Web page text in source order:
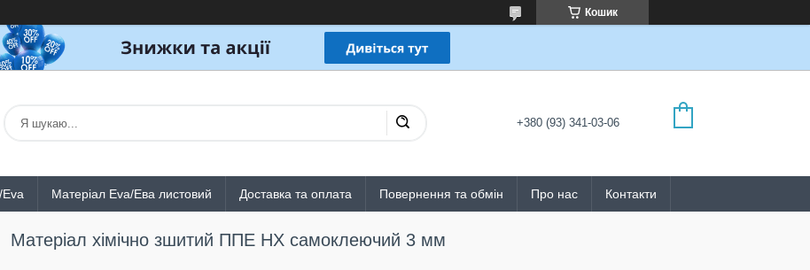
Кошик
+380 (93) 341-03-06
Матеріал Eva/Ева листовий Доставка та оплата Повернення та обмін Про нас Контакти
Матеріал хімічно зшитий ППЕ НХ самоклеючий 3 мм